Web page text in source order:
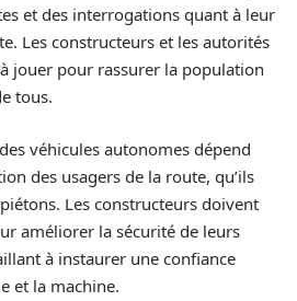
et des interrogations quant à leur
Les constructeurs et les autorités
jouer pour rassurer la population
tous.
véhicules autonomes dépend
des usagers de la route, qu’ils
Les constructeurs doivent
améliorer la sécurité de leurs
à instaurer une confiance
et la machine.